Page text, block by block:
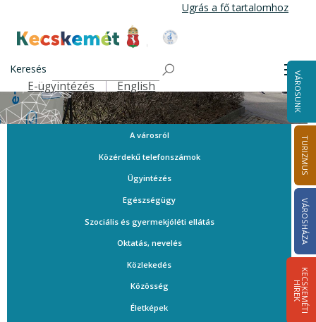
tartalomra
Ugrás a fő tartalomhoz
Kecskemét Város Honlapja
Keresés
Felső navigáció
E-ügyintézés English VÁROSUNK
TURIZMUS
VÁROSHÁZA
K
E
C
S
K
E
M
É
T
I
HÍ
R
E
K
A városról
Közérdekű telefonszámok
Ügyintézés
Egészségügy
Szociális és gyermekjóléti ellátás
Oktatás, nevelés
Közlekedés
Közösség
Életképek